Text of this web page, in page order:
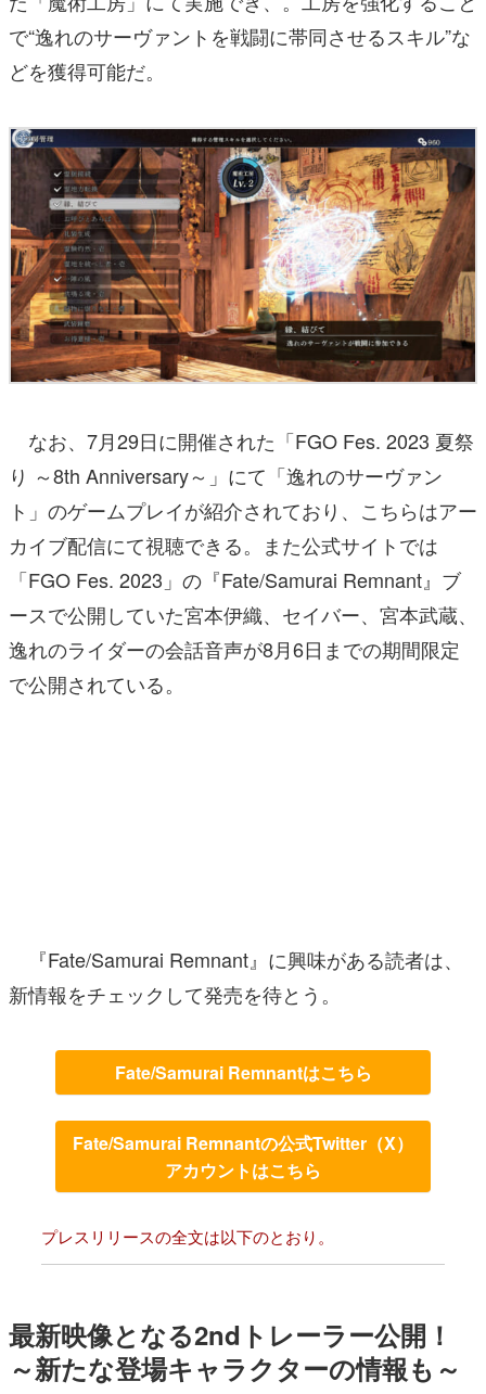
で“逸れのサーヴァントを戦闘に帯同させるスキル”な
どを獲得可能だ。
なお、7月29日に開催された「FGO Fes. 2023 夏祭
り ～8th Anniversary～」にて「逸れのサーヴァン
ト」のゲームプレイが紹介されており、こちらはアー
カイブ配信にて視聴できる。また公式サイトでは
「FGO Fes. 2023」の『Fate/Samurai Remnant』ブ
ースで公開していた宮本伊織、セイバー、宮本武蔵、
逸れのライダーの会話音声が8月6日までの期間限定
で公開されている。
『Fate/Samurai Remnant』に興味がある読者は、
新情報をチェックして発売を待とう。
Fate/Samurai Remnantはこちら
Fate/Samurai Remnantの公式Twitter（X）
アカウントはこちら
プレスリリースの全文は以下のとおり。
最新映像となる2ndトレーラー公開！
～新たな登場キャラクターの情報も～